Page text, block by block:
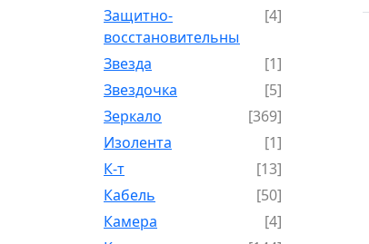
Защитно-
восстановительный
[4]
Звезда
[1]
Звездочка
[5]
Зеркало
[369]
Изолента
[1]
К-т
[13]
Кабель
[50]
Камера
[4]